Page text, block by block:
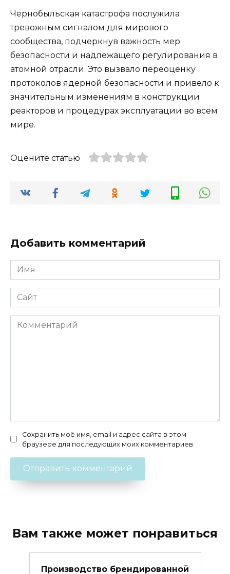
Чернобыльская катастрофа послужила
тревожным сигналом для мирового
сообщества, подчеркнув важность мер
безопасности и надлежащего регулирования в
атомной отрасли. Это вызвало переоценку
протоколов ядерной безопасности и привело к
значительным изменениям в конструкции
реакторов и процедурах эксплуатации во всем
мире.
Оцените статью
Добавить комментарий
Имя
*
Сайт
Комментарий
Сохранить моё имя, email и адрес сайта в этом
браузере для последующих моих комментариев.
Вам также может понравиться
Производство брендированной